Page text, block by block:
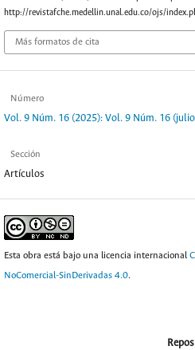
http://revistafche.medellin.unal.edu.co/ojs/
Más formatos de cita
Número
Vol. 9 Núm. 16 (2025): Vol. 9 Núm. 16
Sección
Artículos
Esta obra está bajo una licencia internacional
NoComercial-SinDerivadas 4.0.
Repositorios